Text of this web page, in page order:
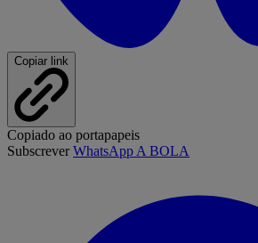
Copiar link
Copiado ao portapapeis
SubscreverWhatsApp A BOLA